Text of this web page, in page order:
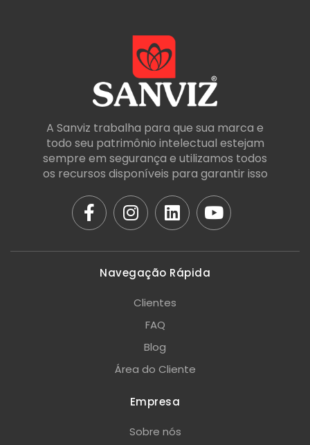
A Sanviz trabalha para que sua marca e
todo seu patrimônio intelectual estejam
sempre em segurança e utilizamos todos
os recursos disponíveis para garantir isso
Navegação Rápida
Clientes
FAQ
Blog
Área do Cliente
Empresa
Sobre nós